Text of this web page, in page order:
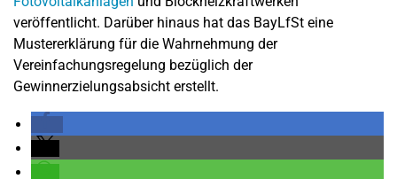
veröffentlicht. Darüber hinaus hat das BayLfSt eine
Mustererklärung für die Wahrnehmung der
Vereinfachungsregelung bezüglich der
Gewinnerzielungsabsicht erstellt.